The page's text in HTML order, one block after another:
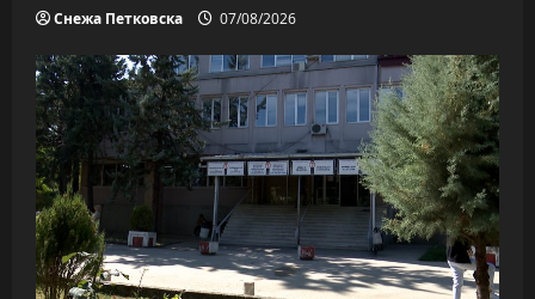
Снежа Петковска 07/08/2026